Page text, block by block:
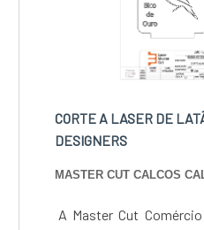
CORTE A LASER DE
DESIGNERS
MASTER CUT CALCOS
A Master Cut